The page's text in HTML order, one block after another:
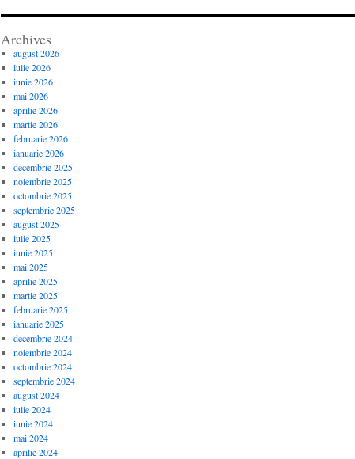
Archives
august 2026
iulie 2026
iunie 2026
mai 2026
aprilie 2026
martie 2026
februarie 2026
ianuarie 2026
decembrie 2025
noiembrie 2025
octombrie 2025
septembrie 2025
august 2025
iulie 2025
iunie 2025
mai 2025
aprilie 2025
martie 2025
februarie 2025
ianuarie 2025
decembrie 2024
noiembrie 2024
octombrie 2024
septembrie 2024
august 2024
iulie 2024
iunie 2024
mai 2024
aprilie 2024